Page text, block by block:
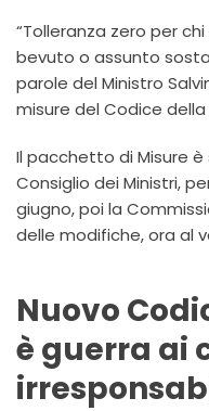
“Tolleranza zero per
bevuto o assunto
parole del Ministro
misure del Codice
Il pacchetto di Misure
Consiglio dei Ministri,
giugno, poi la
delle modifiche, ora al
Nuovo
è guerra ai